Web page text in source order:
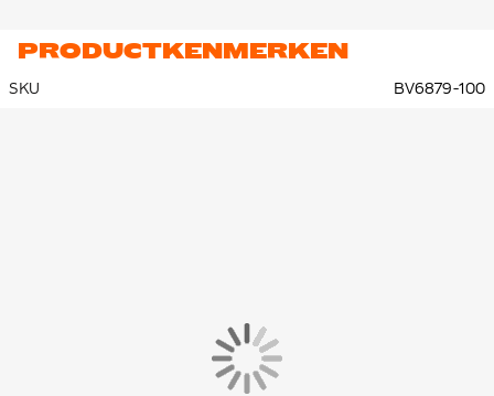
PRODUCTKENMERKEN
SKU BV6879-100